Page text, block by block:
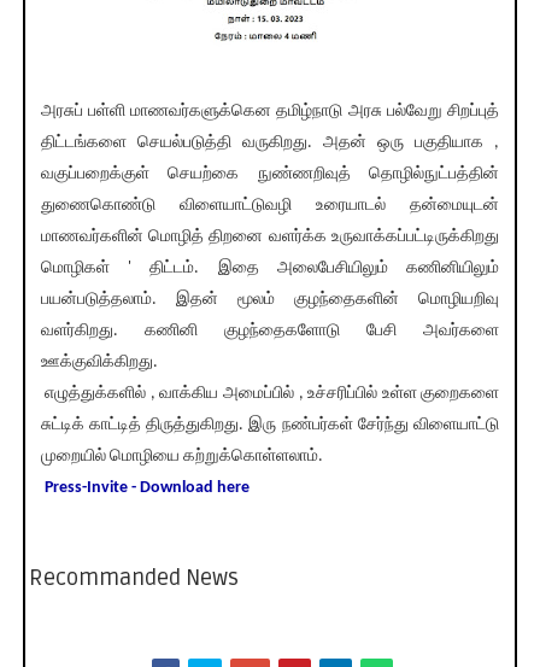
அரசுப் பள்ளி மாணவர்களுக்கென தமிழ்நாடு அரசு பல்வேறு சிறப்புத்
திட்டங்களை செயல்படுத்தி வருகிறது. அதன் ஒரு பகுதியாக ,
வகுப்பறைக்குள் செயற்கை நுண்ணறிவுத் தொழில்நுட்பத்தின்
துணைகொண்டு விளையாட்டுவழி உரையாடல் தன்மையுடன்
மாணவர்களின் மொழித் திறனை வளர்க்க உருவாக்கப்பட்டிருக்கிறது
மொழிகள் ' திட்டம். இதை அலைபேசியிலும் கணினியிலும்
பயன்படுத்தலாம். இதன் மூலம் குழந்தைகளின் மொழியறிவு
வளர்கிறது. கணினி குழந்தைகளோடு பேசி அவர்களை
ஊக்குவிக்கிறது.
எழுத்துக்களில் , வாக்கிய அமைப்பில் , உச்சரிப்பில் உள்ள குறைகளை
சுட்டிக் காட்டித் திருத்துகிறது. இரு நண்பர்கள் சேர்ந்து விளையாட்டு
முறையில் மொழியை கற்றுக்கொள்ளலாம்.
Press-Invite - Download here
Recommanded News